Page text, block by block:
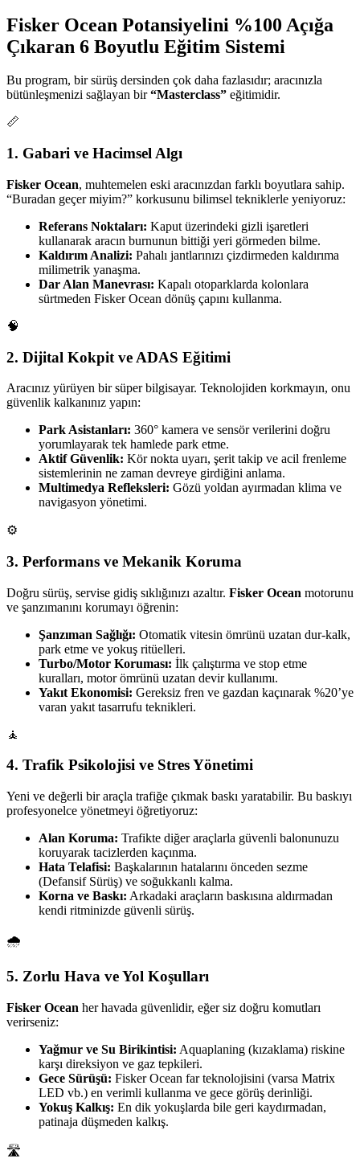
Fisker Ocean Potansiyelini %100 Açığa
Çıkaran 6 Boyutlu Eğitim Sistemi
Bu program, bir sürüş dersinden çok daha fazlasıdır; aracınızla
bütünleşmenizi sağlayan bir“Masterclass” eğitimidir.
📏
1. Gabari ve Hacimsel Algı
Fisker Ocean, muhtemelen eski aracınızdan farklı boyutlara sahip.
“Buradan geçer miyim?” korkusunu bilimsel tekniklerle yeniyoruz:
Referans Noktaları: Kaput üzerindeki gizli işaretleri
kullanarak aracın burnunun bittiği yeri görmeden bilme.
Kaldırım Analizi: Pahalı jantlarınızı çizdirmeden kaldırıma
milimetrik yanaşma.
Dar Alan Manevrası: Kapalı otoparklarda kolonlara
sürtmeden Fisker Ocean dönüş çapını kullanma.
🧠
2. Dijital Kokpit ve ADAS Eğitimi
Aracınız yürüyen bir süper bilgisayar. Teknolojiden korkmayın, onu
güvenlik kalkanınız yapın:
Park Asistanları: 360° kamera ve sensör verilerini doğru
yorumlayarak tek hamlede park etme.
Aktif Güvenlik: Kör nokta uyarı, şerit takip ve acil frenleme
sistemlerinin ne zaman devreye girdiğini anlama.
Multimedya Refleksleri: Gözü yoldan ayırmadan klima ve
navigasyon yönetimi.
⚙️
3. Performans ve Mekanik Koruma
Doğru sürüş, servise gidiş sıklığınızı azaltır. Fisker Ocean motorunu
ve şanzımanını korumayı öğrenin:
Şanzıman Sağlığı: Otomatik vitesin ömrünü uzatan dur-kalk,
park etme ve yokuş ritüelleri.
Turbo/Motor Koruması: İlk çalıştırma ve stop etme
kuralları, motor ömrünü uzatan devir kullanımı.
Yakıt Ekonomisi: Gereksiz fren ve gazdan kaçınarak %20’ye
varan yakıt tasarrufu teknikleri.
🧘
4. Trafik Psikolojisi ve Stres Yönetimi
Yeni ve değerli bir araçla trafiğe çıkmak baskı yaratabilir. Bu baskıyı
profesyonelce yönetmeyi öğretiyoruz:
Alan Koruma: Trafikte diğer araçlarla güvenli balonunuzu
koruyarak tacizlerden kaçınma.
Hata Telafisi: Başkalarının hatalarını önceden sezme
(Defansif Sürüş) ve soğukkanlı kalma.
Korna ve Baskı: Arkadaki araçların baskısına aldırmadan
kendi ritminizde güvenli sürüş.
🌧️
5. Zorlu Hava ve Yol Koşulları
Fisker Ocean her havada güvenlidir, eğer siz doğru komutları
verirseniz:
Yağmur ve Su Birikintisi: Aquaplaning (kızaklama) riskine
karşı direksiyon ve gaz tepkileri.
Gece Sürüşü: Fisker Ocean far teknolojisini (varsa Matrix
LED vb.) en verimli kullanma ve gece görüş derinliği.
Yokuş Kalkış: En dik yokuşlarda bile geri kaydırmadan,
patinaja düşmeden kalkış.
🛣️